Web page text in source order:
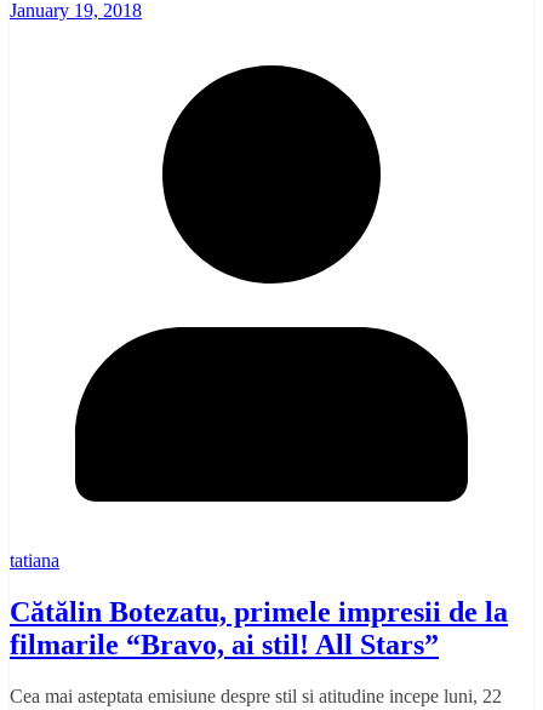
January 19, 2018
tatiana
Cătălin Botezatu, primele impresii de la
filmarile “Bravo, ai stil! All Stars”
Cea mai asteptata emisiune despre stil si atitudine incepe luni, 22